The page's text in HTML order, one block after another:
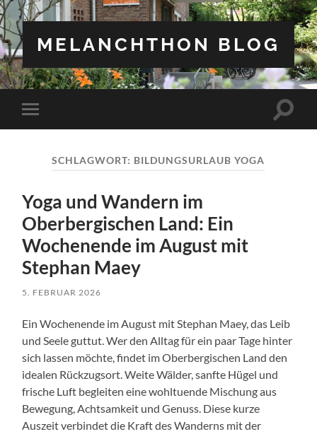
MELANCHTHON BLOG
Mobile-
Menü
SCHLAGWORT: BILDUNGSURLAUB YOGA
Yoga und Wandern im
Oberbergischen Land: Ein
Wochenende im August mit
Stephan Maey
5. FEBRUAR 2026
Ein Wochenende im August mit Stephan Maey, das Leib
und Seele guttut. Wer den Alltag für ein paar Tage hinter
sich lassen möchte, findet im Oberbergischen Land den
idealen Rückzugsort. Weite Wälder, sanfte Hügel und
frische Luft begleiten eine wohltuende Mischung aus
Bewegung, Achtsamkeit und Genuss. Diese kurze
Auszeit verbindet die Kraft des Wanderns mit der